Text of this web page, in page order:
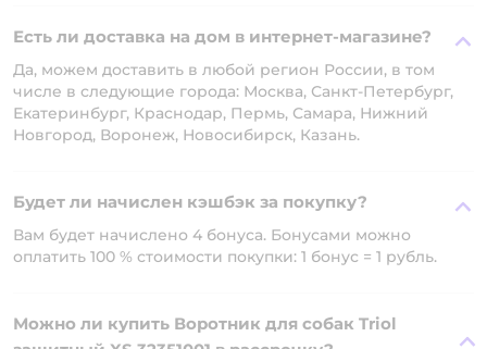
Есть ли доставка на дом в интернет-магазине?
Да, можем доставить в любой регион России, в том
числе в следующие города: Москва, Санкт-Петербург,
Екатеринбург, Краснодар, Пермь, Самара, Нижний
Новгород, Воронеж, Новосибирск, Казань.
Будет ли начислен кэшбэк за покупку?
Вам будет начислено 4 бонуса. Бонусами можно
оплатить 100 % стоимости покупки: 1 бонус = 1 рубль.
Можно ли купить Воротник для собак Triol